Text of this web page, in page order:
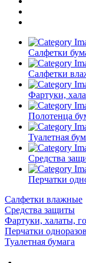
Салфетки
Салфетки
Фартуки,
Полотенца
Туалетная
Средства
Перчатки
Салфетки влажные
Средства защиты
Фартуки, халаты,
Перчатки
Туалетная бумага